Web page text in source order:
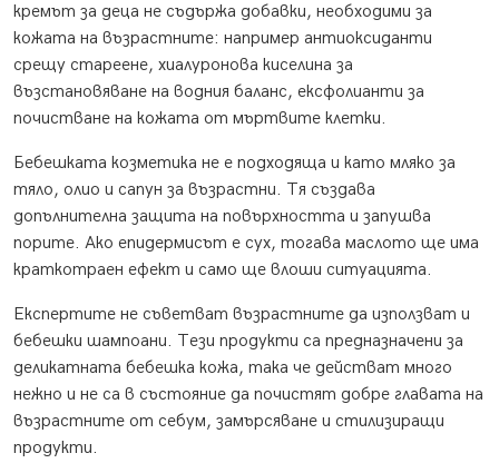
кремът за деца не съдържа добавки, необходими за
кожата на възрастните: например антиоксиданти
срещу стареене, хиалуронова киселина за
възстановяване на водния баланс, ексфолианти за
почистване на кожата от мъртвите клетки.
Бебешката козметика не е подходяща и като мляко за
тяло, олио и сапун за възрастни. Тя създава
допълнителна защита на повърхността и запушва
порите. Ако епидермисът е сух, тогава маслото ще има
краткотраен ефект и само ще влоши ситуацията.
Експертите не съветват възрастните да използват и
бебешки шампоани. Тези продукти са предназначени за
деликатната бебешка кожа, така че действат много
нежно и не са в състояние да почистят добре главата на
възрастните от себум, замърсяване и стилизиращи
продукти.